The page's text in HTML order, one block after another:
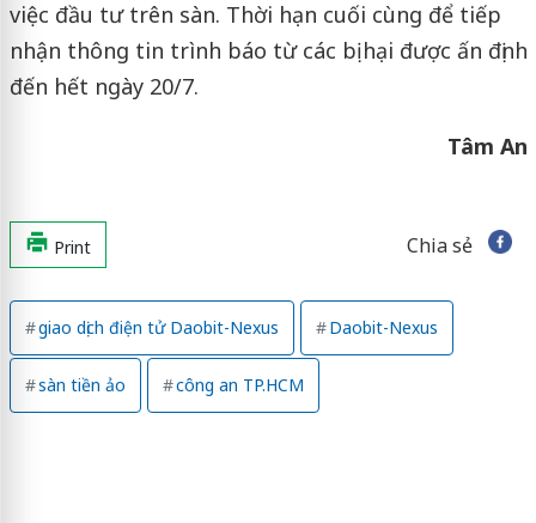
việc đầu tư trên sàn. Thời hạn cuối cùng để tiếp
nhận thông tin trình báo từ các bị hại được ấn định
đến hết ngày 20/7.
Tâm An
Print Chia sẻ
giao dịch điện tử Daobit-Nexus Daobit-Nexus
sàn tiền ảo công an TP.HCM